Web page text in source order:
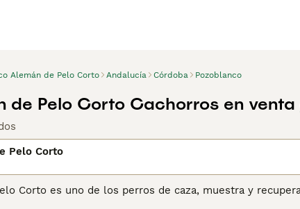
Alemán de Pelo Corto Andalucía Córdoba Pozoblanco
de Pelo Corto Cachorros en venta
Pelo Corto
Corto es uno de los perros de caza, muestra y